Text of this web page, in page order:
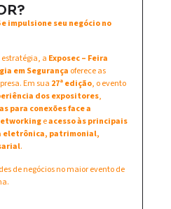
impulsione seu negócio no
a Exposec – Feira
em Segurança oferece as
Em sua 27ª edição, o evento
dos expositores,
para conexões face a
eacesso às principais
eletrônica, patrimonial,
.
de negócios no maior evento de